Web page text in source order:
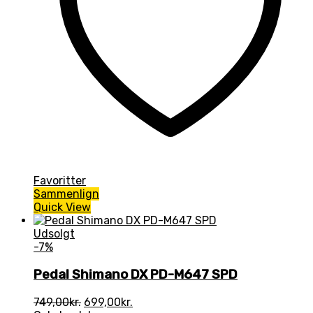
Favoritter
Sammenlign
Quick View
Udsolgt
-7%
Pedal Shimano DX PD-M647 SPD
749,00kr. Den
699,00kr.